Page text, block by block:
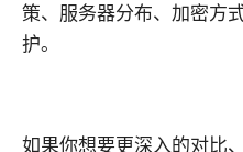
策、服务器分布、加密方
护。
如果你想要更深入的对比